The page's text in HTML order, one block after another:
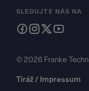
SLEDUJTE NÁS NA
© 2026 Franke
Tiráž / Impressum